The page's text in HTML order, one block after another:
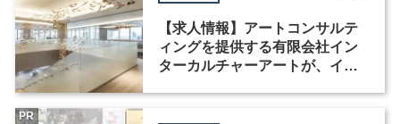
【求人情報】アートコンサルテ
ィングを提供する有限会社イン
ターカルチャーアートが、イン
PR